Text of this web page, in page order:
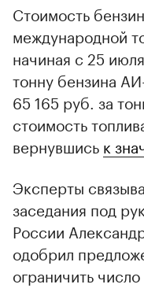
Стоимость
международной
начиная с 25
тонну бензина
65 165 руб. за
стоимость
вернувшись к
Эксперты
заседания под
России
одобрил
ограничить